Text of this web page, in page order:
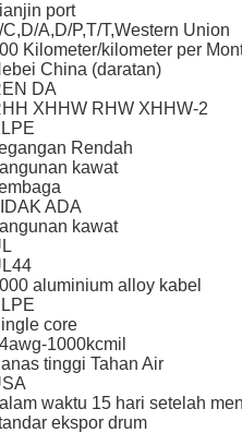
port
C,D/A,D/P,T/T,Western Union
Kilometer/kilometer per
China (daratan)
DA
XHHW RHW XHHW-2
Rendah
kawat
ADA
kawat
aluminium alloy kabel
core
1000kcmil
tinggi Tahan Air
waktu 15 hari setelah
ekspor drum